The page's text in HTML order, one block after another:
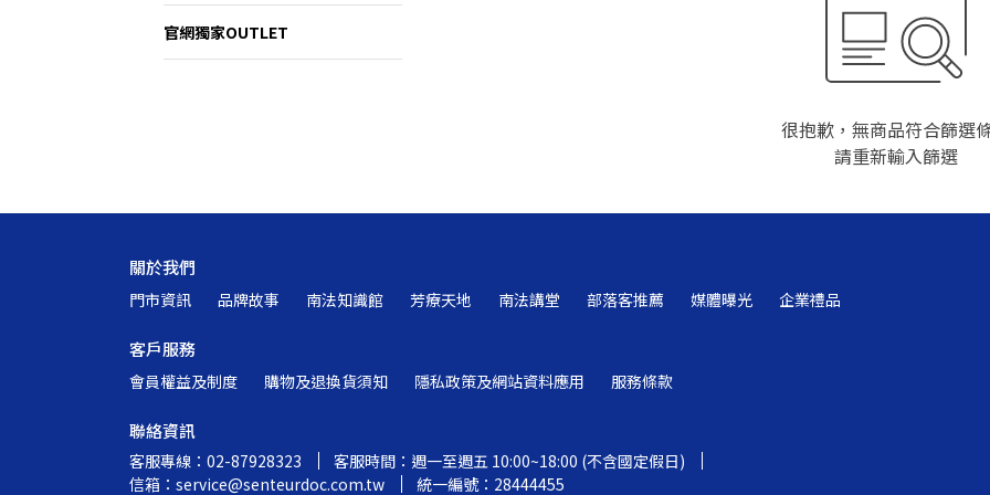
官網獨家OUTLET
很抱歉，無商品符合篩選
請重新輸入篩選
關於我們
門市資訊 品牌故事 南法知識館 芳療天地 南法講堂 部落客推薦 媒體曝光 企業禮品
客戶服務
會員權益及制度 購物及退換貨須知 隱私政策及網站資料應用 服務條款
聯絡資訊
客服專線：02-87928323
客服時間：週一至週五 10:00~18:00 (不含國定假日)
信箱：service@senteurdoc.com.tw
統一編號：28444455